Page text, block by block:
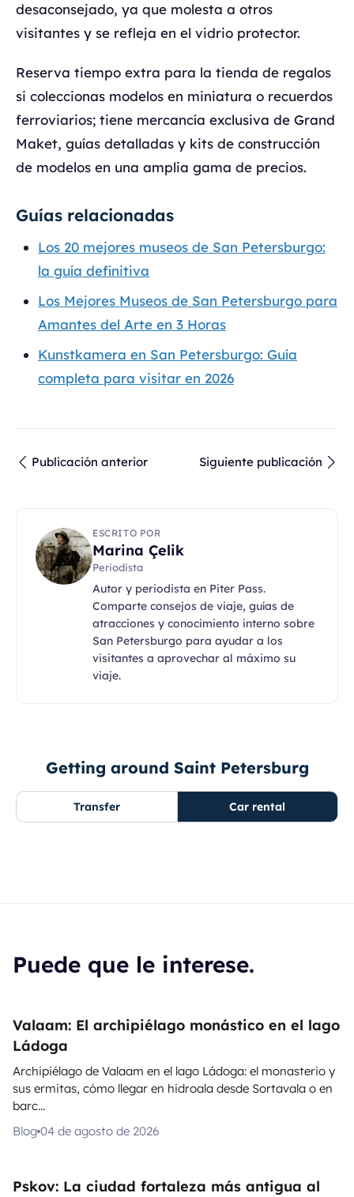
desaconsejado, ya que molesta a otros
visitantes y se refleja en el vidrio protector.
Reserva tiempo extra para la tienda de regalos
si coleccionas modelos en miniatura o recuerdos
ferroviarios; tiene mercancía exclusiva de Grand
Maket, guías detalladas y kits de construcción
de modelos en una amplia gama de precios.
Guías relacionadas
Los 20 mejores museos de San Petersburgo:
la guía definitiva
Los Mejores Museos de San Petersburgo para
Amantes del Arte en 3 Horas
Kunstkamera en San Petersburgo: Guía
completa para visitar en 2026
Publicación anterior Siguiente publicación
ESCRITO POR
Marina Çelik
Periodista
Autor y periodista en Piter Pass.
Comparte consejos de viaje, guías de
atracciones y conocimiento interno sobre
San Petersburgo para ayudar a los
visitantes a aprovechar al máximo su
viaje.
Getting around Saint Petersburg
Transfer Car rental
Puede que le interese.
Valaam: El archipiélago monástico en el lago
Ládoga
Archipiélago de Valaam en el lago Ládoga: el monasterio y
sus ermitas, cómo llegar en hidroala desde Sortavala o en
barc...
Blog 04 de agosto de 2026
Pskov: La ciudad fortaleza más antigua al